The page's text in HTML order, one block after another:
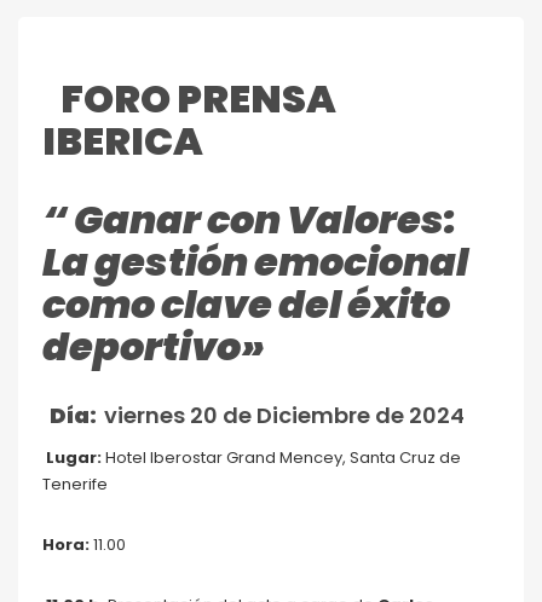
FORO PRENSA
IBERICA
“ Ganar con Valores:
La gestión emocional
como clave del éxito
deportivo»
Día: viernes 20 de Diciembre de 2024
Lugar:Hotel Iberostar Grand Mencey, Santa Cruz de
Tenerife
Hora:11.00